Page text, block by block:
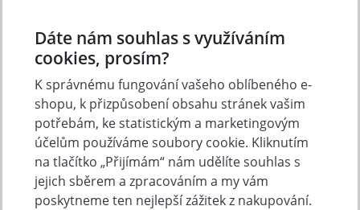
20 989 Kč Koupit 24 815 Kč
Dáte nám souhlas s využíváním
cookies, prosím?
K správnému fungování vašeho oblíbeného e-
shopu, k přizpůsobení obsahu stránek vašim
potřebám, ke statistickým a marketingovým
účelům používáme soubory cookie. Kliknutím
na tlačítko „Přijímám“ nám udělíte souhlas s
jejich sběrem a zpracováním a my vám
poskytneme ten nejlepší zážitek z nakupování.